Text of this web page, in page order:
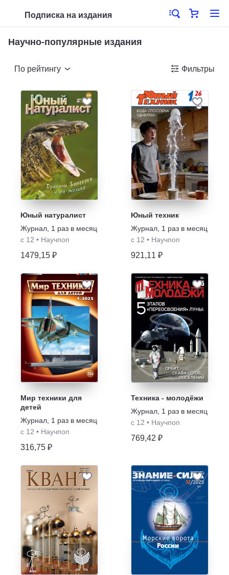
Подписка на издания
Научно-популярные издания
По рейтингу Фильтры
Юный натуралист
Журнал 1 раз в месяц
с 12 • Научпоп
1479,15 ₽
Юный техник
Журнал 1 раз в месяц
с 12 • Научпоп
921,11 ₽
Мир техники для
детей
Журнал 1 раз в месяц
с 12 • Научпоп
316,75 ₽
Техника - молодёжи
Журнал 1 раз в месяц
с 12 • Научпоп
769,42 ₽